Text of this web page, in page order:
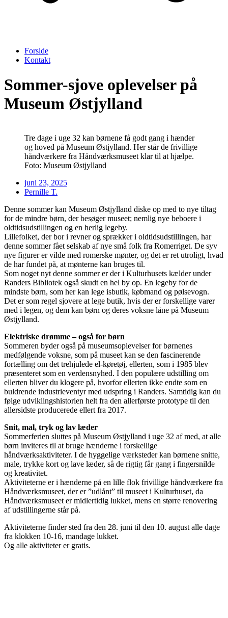
Forside
Kontakt
Sommer-sjove oplevelser på
Museum Østjylland
Tre dage i uge 32 kan børnene få godt gang i hænder
og hoved på Museum Østjylland. Her står de frivillige
håndværkere fra Håndværksmuseet klar til at hjælpe.
Foto: Museum Østjylland
juni 23, 2025
Pernille T.
Denne sommer kan Museum Østjylland diske op med to nye tiltag
for de mindre børn, der besøger museet; nemlig nye beboere i
oldtidsudstillingen og en herlig legeby.
Lillefolket, der bor i revner og sprækker i oldtidsudstillingen, har
denne sommer fået selskab af nye små folk fra Romerriget. De syv
nye figurer er vilde med romerske mønter, og det er ret utroligt, hvad
de har fundet på, at mønterne kan bruges til.
Som noget nyt denne sommer er der i Kulturhusets kælder under
Randers Bibliotek også skudt en hel by op. En legeby for de
mindste børn, som her kan lege isbutik, købmand og pølsevogn.
Det er som regel sjovere at lege butik, hvis der er forskellige varer
med i legen, og dem kan børn og deres voksne låne på Museum
Østjylland.
Elektriske drømme – også for børn
Sommeren byder også på museumsoplevelser for børnenes
medfølgende voksne, som på museet kan se den fascinerende
fortælling om det trehjulede el-køretøj, ellerten, som i 1985 blev
præsenteret som en verdensnyhed. I den populære udstilling om
ellerten bliver du klogere på, hvorfor ellerten ikke endte som en
buldrende industrieventyr med udspring i Randers. Samtidig kan du
følge udviklingshistorien helt fra den allerførste prototype til den
allersidste producerede ellert fra 2017.
Snit, mal, tryk og lav læder
Sommerferien sluttes på Museum Østjylland i uge 32 af med, at alle
børn inviteres til at bruge hænderne i forskellige
håndværksaktiviteter. I de hyggelige værksteder kan børnene snitte,
male, trykke kort og lave læder, så de rigtig får gang i fingersnilde
og kreativitet.
Aktiviteterne er i hænderne på en lille flok frivillige håndværkere fra
Håndværksmuseet, der er ”udlånt” til museet i Kulturhuset, da
Håndværksmuseet er midlertidig lukket, mens en større renovering
af udstillingerne står på.
Aktiviteterne finder sted fra den 28. juni til den 10. august alle dage
fra klokken 10-16, mandage lukket.
Og alle aktiviteter er gratis.